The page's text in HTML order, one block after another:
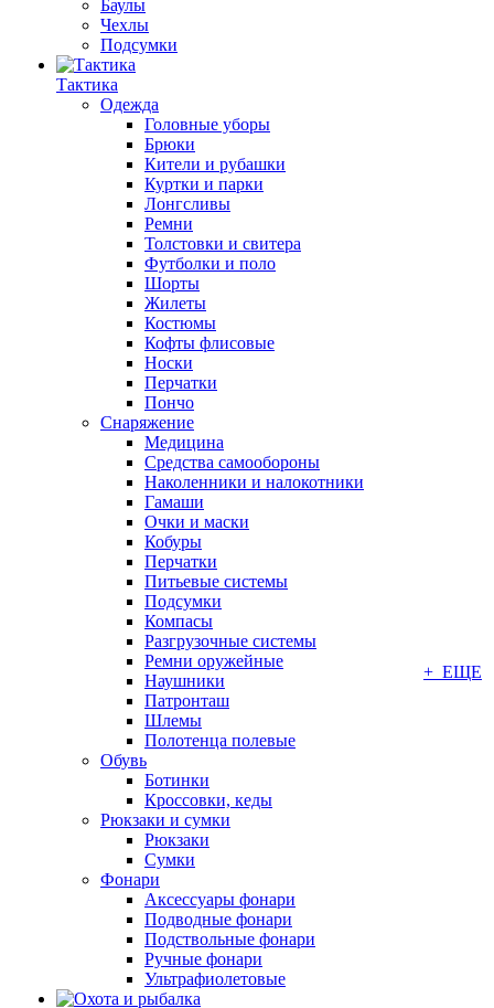
Баулы
Чехлы
Подсумки
Тактика
Одежда
Головные уборы
Брюки
Кители и рубашки
Куртки и парки
Лонгсливы
Ремни
Толстовки и свитера
Футболки и поло
Шорты
Жилеты
Костюмы
Кофты флисовые
Носки
Перчатки
Пончо
Снаряжение
Медицина
Средства самообороны
Наколенники и налокотники
Гамаши
Очки и маски
Кобуры
Перчатки
Питьевые системы
Подсумки
Компасы
Разгрузочные системы
Ремни оружейные
Наушники
Патронташ
Шлемы
Полотенца полевые
Обувь
Ботинки
Кроссовки, кеды
Рюкзаки и сумки
Рюкзаки
Сумки
Фонари
Аксессуары фонари
Подводные фонари
Подствольные фонари
Ручные фонари
Ультрафиолетовые
+ ЕЩЕ